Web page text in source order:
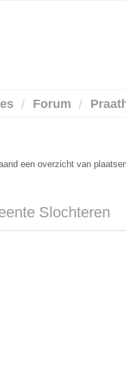
Forum
een overzicht van
Slochteren